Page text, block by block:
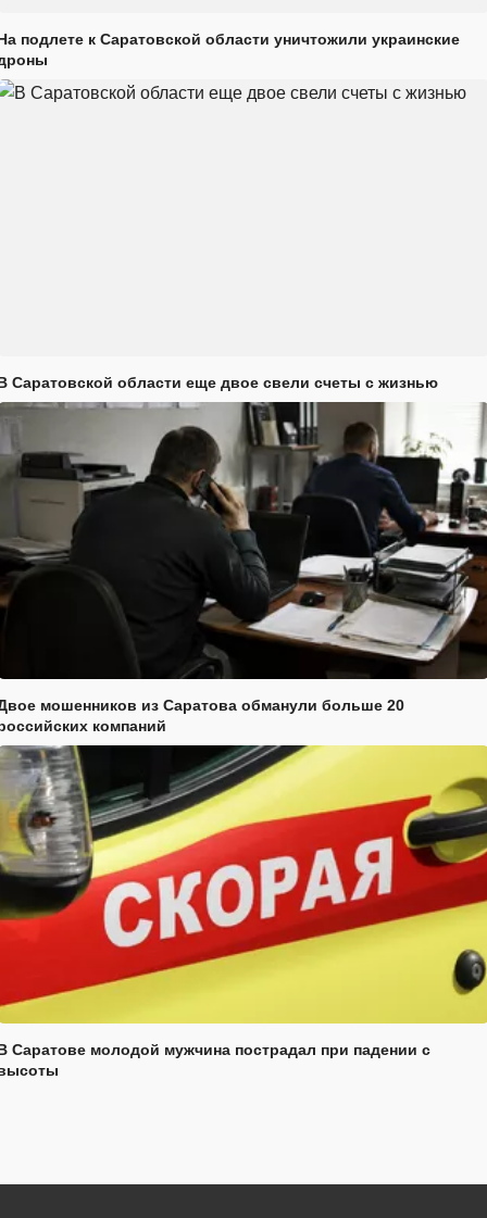
подлете к Саратовской области уничтожили украинские
Саратовской области еще двое свели счеты с жизнью
мошенников из Саратова обманули больше 20
компаний
Саратове молодой мужчина пострадал при падении с